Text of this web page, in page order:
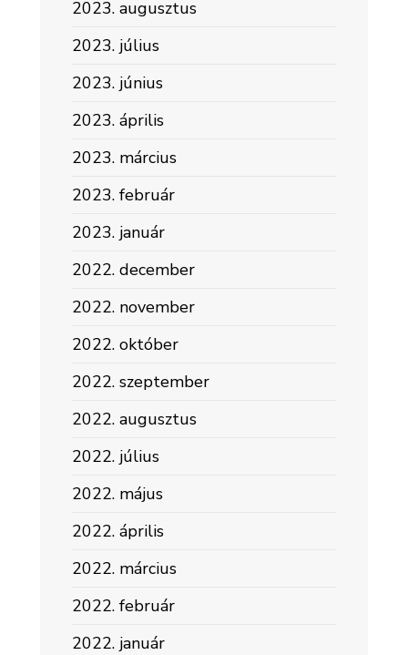
2023. augusztus
2023. július
2023. június
2023. április
2023. március
2023. február
2023. január
2022. december
2022. november
2022. október
2022. szeptember
2022. augusztus
2022. július
2022. május
2022. április
2022. március
2022. február
2022. január